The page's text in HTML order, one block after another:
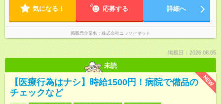
気になる！ 応募する 詳細へ
掲載元企業名 株式会社ニッソーネット
掲載日：2026.08.05
未読
NEW
【医療行為はナシ】時給1500円！病院で備品の
チェックなど